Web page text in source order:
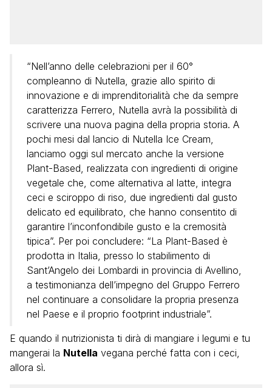
“Nell’anno delle celebrazioni per il 60°
compleanno di Nutella, grazie allo spirito di
innovazione e di imprenditorialità che da sempre
caratterizza Ferrero, Nutella avrà la possibilità di
scrivere una nuova pagina della propria storia. A
pochi mesi dal lancio di Nutella Ice Cream,
lanciamo oggi sul mercato anche la versione
Plant-Based, realizzata con ingredienti di origine
vegetale che, come alternativa al latte, integra
ceci e sciroppo di riso, due ingredienti dal gusto
delicato ed equilibrato, che hanno consentito di
garantire l’inconfondibile gusto e la cremosità
tipica”. Per poi concludere: “La Plant-Based è
prodotta in Italia, presso lo stabilimento di
Sant’Angelo dei Lombardi in provincia di Avellino,
a testimonianza dell’impegno del Gruppo Ferrero
nel continuare a consolidare la propria presenza
nel Paese e il proprio footprint industriale”.
E quando il nutrizionista ti dirà di mangiare i legumi e tu
mangerai la Nutella vegana perché fatta con i ceci,
allora sì.